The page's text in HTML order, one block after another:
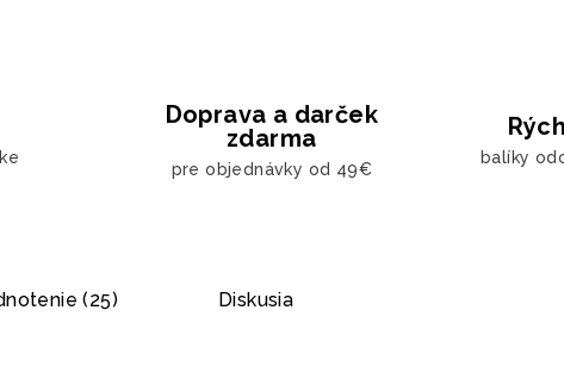
Doprava a darček
zdarma
pre objednávky od 49€
balíky
(25) Diskusia